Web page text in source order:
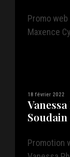
Promo
Maxence
18 février 2022
Soudain
Promotion